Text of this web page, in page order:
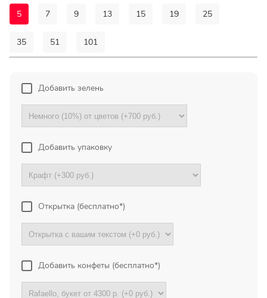
Прекрасный букет отличная
цена!
Олег
Сахалинская
обл.
Огромное спасибо за
компетентную помощь в
выборе букета. Спасибо
большое. Доставка пришла
клиентом!
Тамара
Нижегороская
5 7 9 13 15 19 25
35 51 101
Добавить зелень
Добавить упаковку
Открытка (бесплатно*)
Добавить конфеты (бесплатно*)